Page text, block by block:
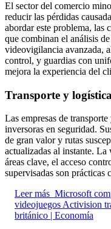
El sector del comercio
reducir las pérdidas
abordar este problema, las
que combinan el análisis
videovigilancia avanzada,
control, y guardias con
mejora la experiencia del
Transporte y
Las empresas de
inversoras en seguridad.
de gran valor y rutas
actualizadas al instante.
áreas clave, el acceso
supervisadas son prácticas
Leer más Microsoft
videojuegos Activision
británico | Economía